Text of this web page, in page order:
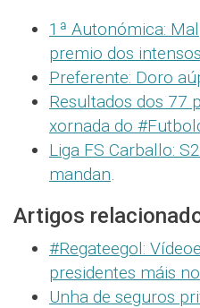
1ª Autonómica:
premio dos
Preferente: Doro
Resultados dos 77
xornada do
Liga FS Carballo:
mandan.
Artigos
#Regateegol:
presidentes máis
Unha de seguros